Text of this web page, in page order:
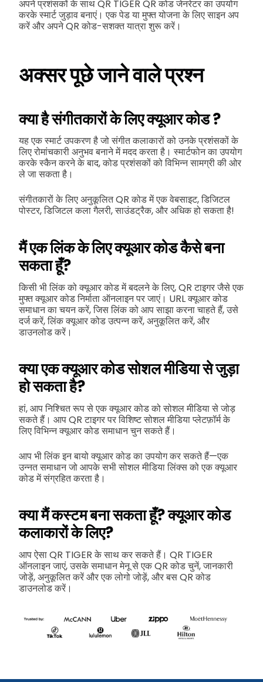
अपने प्रशंसकों के साथ QR TIGER QR कोड जेनरेटर का उपयोग
करके स्मार्ट जुड़ाव बनाएं। एक पेड या मुफ्त योजना के लिए साइन अप
करें और अपने QR कोड-सशक्त यात्रा शुरू करें।
अक्सर पूछे जाने वाले प्रश्न
क्या हैसंगीतकारों के लिए क्यूआर कोड?
यह एक स्मार्ट उपकरण है जो संगीत कलाकारों को उनके प्रशंसकों के
लिए रोमांचकारी अनुभव बनाने में मदद करता है। स्मार्टफोन का उपयोग
करके स्कैन करने के बाद, कोड प्रशंसकों को विभिन्न सामग्री की ओर
ले जा सकता है।
संगीतकारों के लिए अनुकूलित QR कोड में एक वेबसाइट, डिजिटल
पोस्टर, डिजिटल कला गैलरी, साउंडट्रैक, और अधिक हो सकता है!
मैं एक लिंक के लिए क्यूआर कोड कैसे बना
सकता हूँ?
किसी भी लिंक को क्यूआर कोड में बदलने के लिए, QR टाइगर जैसे एक
मुफ्त क्यूआर कोड निर्माता ऑनलाइन पर जाएं। URL क्यूआर कोड
समाधान का चयन करें, जिस लिंक को आप साझा करना चाहते हैं, उसे
दर्ज करें, लिंक क्यूआर कोड उत्पन्न करें, अनुकूलित करें, और
डाउनलोड करें।
क्या एक क्यूआर कोड सोशल मीडिया से जुड़ा
हो सकता है?
हां, आप निश्चित रूप से एक क्यूआर कोड को सोशल मीडिया से जोड़
सकते हैं। आप QR टाइगर पर विशिष्ट सोशल मीडिया प्लेटफ़ॉर्म के
लिए विभिन्न क्यूआर कोड समाधान चुन सकते हैं।
आप भी लिंक इन बायो क्यूआर कोड का उपयोग कर सकते हैं—एक
उन्नत समाधान जो आपके सभी सोशल मीडिया लिंक्स को एक क्यूआर
कोड में संग्रहित करता है।
क्या मैं कस्टम बना सकता हूँ?क्यूआर कोड
कलाकारों के लिए?
आप ऐसा QR TIGER के साथ कर सकते हैं। QR TIGER
ऑनलाइन जाएं, उसके समाधान मेनू से एक QR कोड चुनें, जानकारी
जोड़ें, अनुकूलित करें और एक लोगो जोड़ें, और बस QR कोड
डाउनलोड करें।